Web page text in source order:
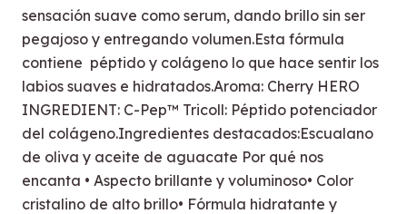
sensación suave como serum, dando brillo sin ser
pegajoso y entregando volumen.Esta fórmula
contiene péptido y colágeno lo que hace sentir los
labios suaves e hidratados.Aroma: Cherry HERO
INGREDIENT: C-Pep™ Tricoll: Péptido potenciador
del colágeno.Ingredientes destacados:Escualano
de oliva y aceite de aguacate Por qué nos
encanta • Aspecto brillante y voluminoso• Color
cristalino de alto brillo• Fórmula hidratante y